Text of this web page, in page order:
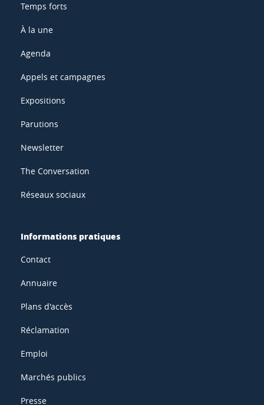
Temps forts
À la une
Agenda
Appels et campagnes
Expositions
Parutions
Newsletter
The Conversation
Réseaux sociaux
Informations pratiques
Contact
Annuaire
Plans d'accès
Réclamation
Emploi
Marchés publics
Presse